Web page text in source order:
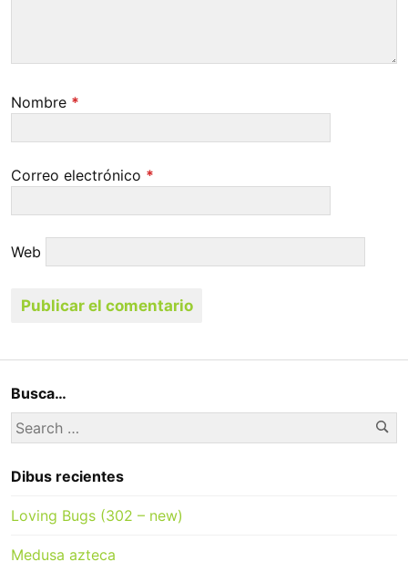
Nombre *
Correo electrónico *
Web
Busca…
Search
for:
Dibus recientes
Loving Bugs (302 – new)
Medusa azteca